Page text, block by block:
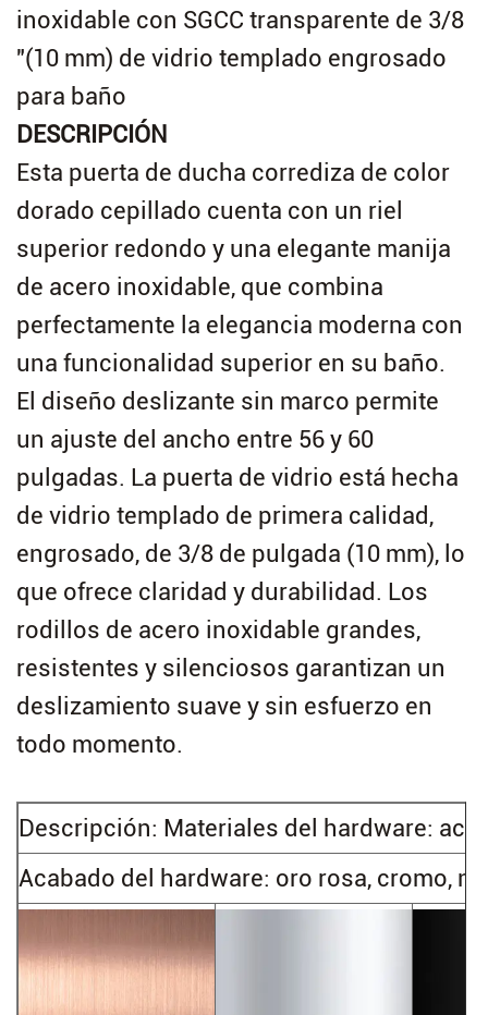
inoxidable con SGCC transparente de 3/8
"(10 mm) de vidrio templado engrosado
para baño
DESCRIPCIÓN
Esta puerta de ducha corrediza de color
dorado cepillado cuenta con un riel
superior redondo y una elegante manija
de acero inoxidable, que combina
perfectamente la elegancia moderna con
una funcionalidad superior en su baño.
El diseño deslizante sin marco permite
un ajuste del ancho entre 56 y 60
pulgadas. La puerta de vidrio está hecha
de vidrio templado de primera calidad,
engrosado, de 3/8 de pulgada (10 mm), lo
que ofrece claridad y durabilidad. Los
rodillos de acero inoxidable grandes,
resistentes y silenciosos garantizan un
deslizamiento suave y sin esfuerzo en
todo momento.
Descripción: Materiales del hardware:
Acabado del hardware: oro rosa, cromo,